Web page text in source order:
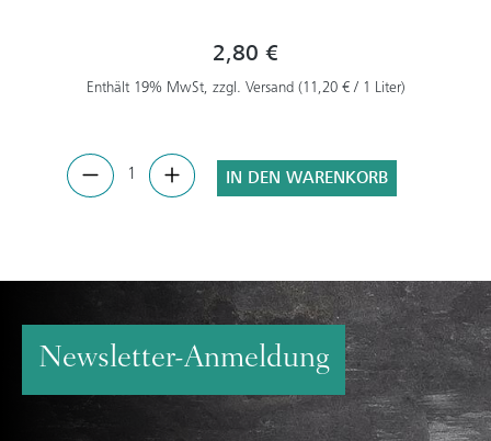
2,80 €
Enthält 19% MwSt, zzgl. Versand (11,20 € / 1 Liter)
IN DEN WARENKORB
Newsletter-Anmeldung